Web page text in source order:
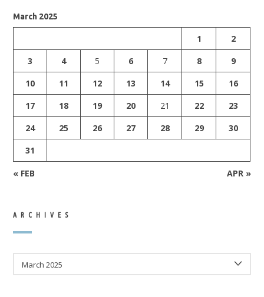
March 2025
1
2
3
4 5 6 7 8
9
10
11 12 13 14 15
16
17
18 19 20 21 22
23
24
25 26 27 28 29
30
31
« FEB APR »
ARCHIVES